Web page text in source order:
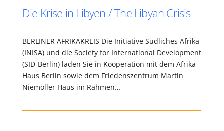
Die Krise in Libyen / The Libyan Crisis
BERLINER AFRIKAKREIS Die Initiative Südliches Afrika
(INISA) und die Society for International Development
(SID-Berlin) laden Sie in Kooperation mit dem Afrika-
Haus Berlin sowie dem Friedenszentrum Martin
Niemöller Haus im Rahmen…